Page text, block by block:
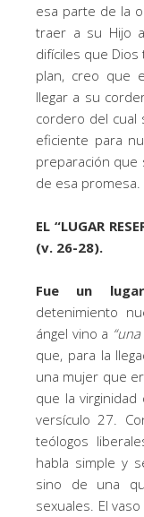
esa parte de la
traer a su Hijo
difíciles que
plan, creo que
llegar a su
cordero del cual
eficiente para
preparación que
de esa promesa.
EL “LUGAR
(v. 26-28).
Fue un
detenimiento
ángel vino a
que, para la
una mujer que
que la
versículo 27.
teólogos
habla simple y
sino de una
sexuales. El